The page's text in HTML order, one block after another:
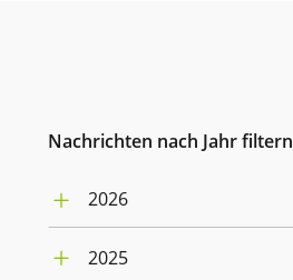
Nachrichten nach Jahr filtern
2026
Juli (4)
2025